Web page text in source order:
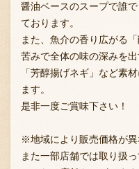
醤油ベースのスープで誰
ております。
また、魚介の香り広がる
苦みで全体の味の深みを出
「芳醇揚げネギ」など素
ます。
是非一度ご賞味下さい！
※地域により販売価格が異
また一部店舗では取り扱